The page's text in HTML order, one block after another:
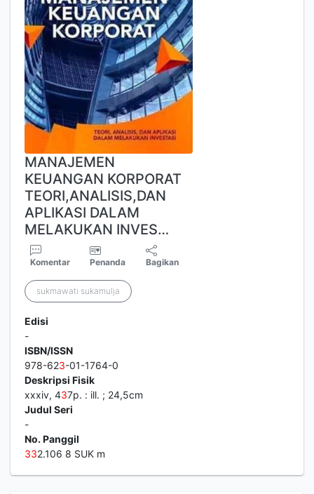
MANAJEMEN
KEUANGAN KORPORAT
TEORI,ANALISIS,DAN
APLIKASI DALAM
MELAKUKAN INVES…
Komentar Penanda Bagikan
sukmawati sukamulja
Edisi
-
ISBN/ISSN
978-623-01-1764-0
Deskripsi Fisik
xxxiv, 437p. : ill. ; 24,5cm
Judul Seri
-
No. Panggil
332.106 8 SUK m